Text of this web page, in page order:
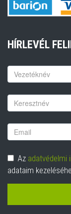
HÍRLEVÉL
Keresztnév
Vezetéknév
Email
cím
Adatvédelem
Az adatvédelmi
adataim